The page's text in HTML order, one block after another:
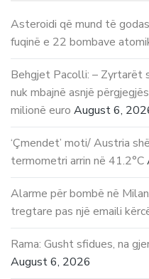
Asteroidi që mund të
fuqinë e 22 bombave
Behgjet Pacolli: – Zyrtarët
nuk mbajnë asnjë
milionë euro August 6,
‘Çmendet’ moti/ Austria
termometri arrin në 41.2°C
Alarme për bombë në
tregtare pas një emaili
Rama: Gusht sfidues, na
August 6, 2026